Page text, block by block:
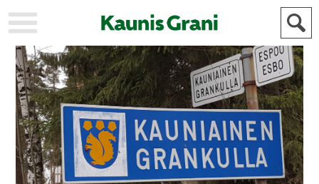
KAUPUNKI
STADEN
AJANKOHTAISTA
AKTUELLT
URHEILU
IDROTT
KULTTUURI
KULTUR
HISTORIA
HISTORIA
YLEINEN
ALLMÄN